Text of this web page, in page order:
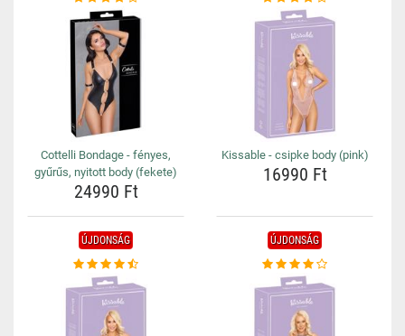
Cottelli Bondage - fényes,
gyűrűs, nyitott body (fekete)
24990 Ft
Kissable - csipke body (pink)
16990 Ft
ÚJDONSÁG ÚJDONSÁG